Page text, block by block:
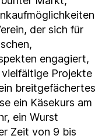
der sich für
engagiert,
Projekte
breitgefächertes
ein Käsekurs am
ein Wurst
Zeit von 9 bis